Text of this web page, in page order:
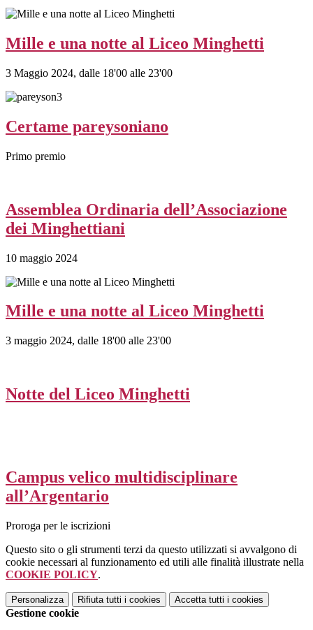
Mille e una notte al Liceo Minghetti
3 Maggio 2024, dalle 18'00 alle 23'00
Certame pareysoniano
Primo premio
Assemblea Ordinaria dell’Associazione
dei Minghettiani
10 maggio 2024
Mille e una notte al Liceo Minghetti
3 maggio 2024, dalle 18'00 alle 23'00
Notte del Liceo Minghetti
Campus velico multidisciplinare
all’Argentario
Proroga per le iscrizioni
Questo sito o gli strumenti terzi da questo utilizzati si avvalgono di
cookie necessari al funzionamento ed utili alle finalità illustrate nella
COOKIE POLICY.
Personalizza Rifiuta tutti i cookies Accetta tutti i cookies
Gestione cookie